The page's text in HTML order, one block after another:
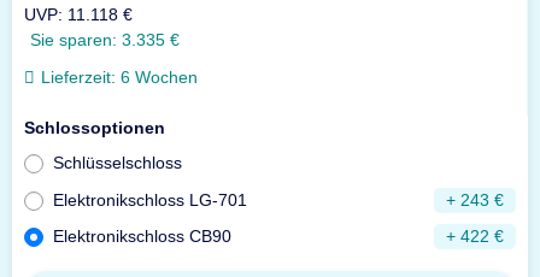
UVP: 11.118 €
Sie sparen: 3.335 €
Lieferzeit: 6 Wochen
Schlossoptionen
Schlüsselschloss
Elektronikschloss LG-701
+ 243 €
Elektronikschloss CB90
+ 422 €